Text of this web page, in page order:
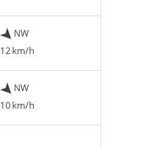
NW
12 km/h
NW
10 km/h